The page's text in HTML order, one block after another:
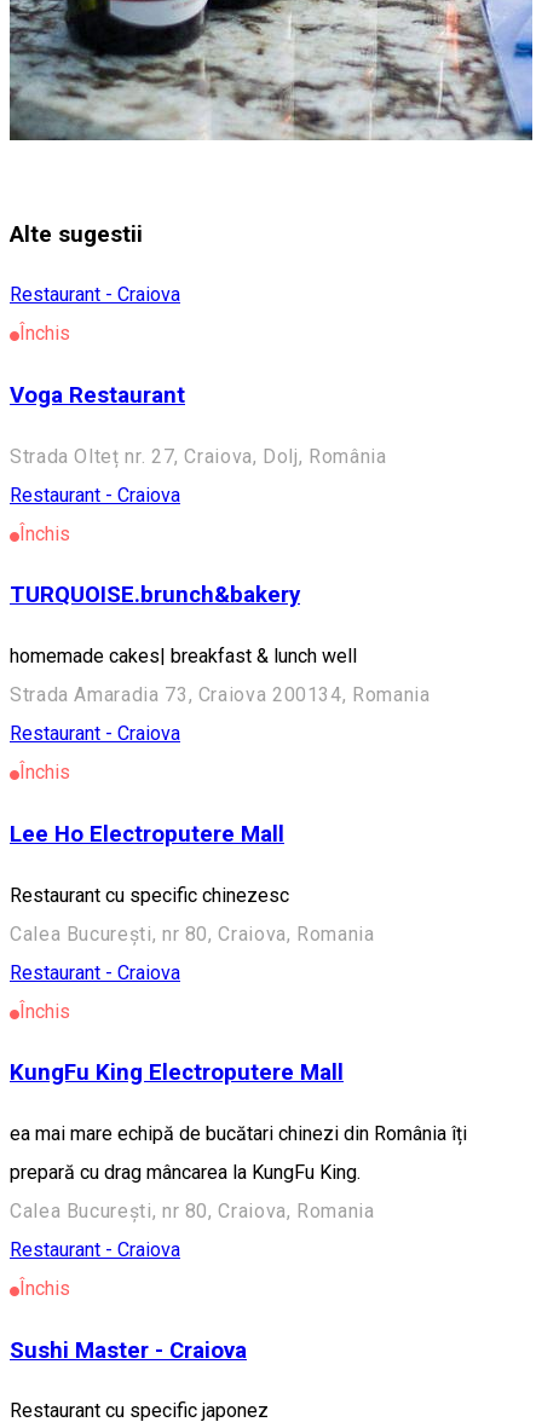
Alte sugestii
Restaurant - Craiova
Închis
Voga Restaurant
Strada Olteț nr. 27, Craiova, Dolj, România
Restaurant - Craiova
Închis
TURQUOISE.brunch&bakery
homemade cakes| breakfast & lunch well
Strada Amaradia 73, Craiova 200134, Romania
Restaurant - Craiova
Închis
Lee Ho Electroputere Mall
Restaurant cu specific chinezesc
Calea București, nr 80, Craiova, Romania
Restaurant - Craiova
Închis
KungFu King Electroputere Mall
ea mai mare echipă de bucătari chinezi din România îți
prepară cu drag mâncarea la KungFu King.
Calea București, nr 80, Craiova, Romania
Restaurant - Craiova
Închis
Sushi Master - Craiova
Restaurant cu specific japonez